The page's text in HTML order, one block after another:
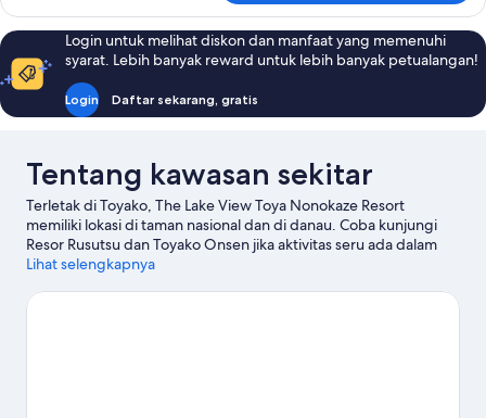
Kamar
Deluks
(Spa-
Resort
Bldg,
JP-
Login untuk melihat diskon dan manfaat yang memenuhi
syarat. Lebih banyak reward untuk lebih banyak petualangan!
Login Daftar sekarang, gratis
Tentang kawasan sekitar
Terletak di Toyako, The Lake View Toya Nonokaze Resort
memiliki lokasi di taman nasional dan di danau. Coba kunjungi
Resor Rusutsu dan Toyako Onsen jika aktivitas seru ada dalam
agenda Anda, atau singgahlah di Danau Toya serta Taman
kawasan ini. Sobetsujohokanai dan Museum Toyako Forest juga
Lihat selengkapnya